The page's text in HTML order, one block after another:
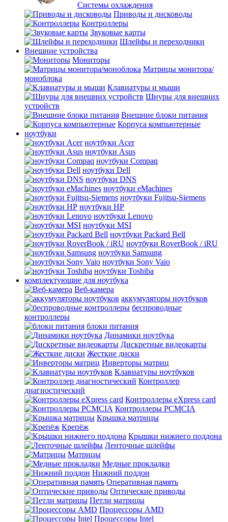
Системы охлаждения
Приводы и дисководы
Контроллеры
Звуковые карты
Шлейфы и переходники
Внешние устройства
Мониторы
Матрицы монитора/
моноблока
Клавиатуры и мыши
Шнуры для внешних
устройств
Внешние блоки питания
Корпуса компьютерные
ноутбуки
ноутбуки Acer
ноутбуки Asus
ноутбуки Compaq
ноутбуки Dell
ноутбуки DNS
ноутбуки eMachines
ноутбуки Fujitsu-Siemens
ноутбуки HP
ноутбуки Lenovo
ноутбуки MSI
ноутбуки Packard Bell
ноутбуки RoverBook / iRU
ноутбуки Samsung
ноутбуки Sony Vaio
ноутбуки Toshiba
комплектующие для ноутбука
Веб-камера
аккумуляторы ноутбуков
беспроводные
контроллеры
блоки питания
Динамики ноутбука
Дискретные видеокарты
Жесткие диски
Инверторы матриц
Клавиатуры ноутбуков
Контроллер
диагностический
Контроллеры eXpress card
Контроллеры PCMCIA
Крышка матрицы
Крепёж
Крышки нижнего поддона
Ленточные шлейфы
Матрицы
Медные прокладки
Нижний поддон
Оперативная память
Оптические приводы
Петли матрицы
Процессоры AMD
Процессоры Intel